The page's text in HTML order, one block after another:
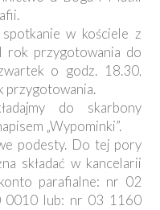
w kościele z
rok przygotowania do
o godz. 18.30,
przygotowania.
do skarbony
„Wypominki”.
podesty. Do tej pory
składać w kancelarii
parafialne: nr 02
lub: nr 03 1160